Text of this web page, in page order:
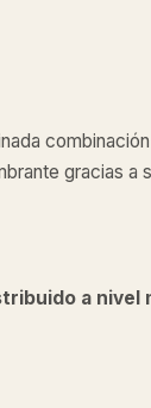
gracias
a nivel